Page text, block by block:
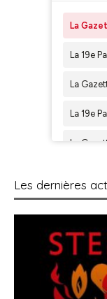
Les dernières